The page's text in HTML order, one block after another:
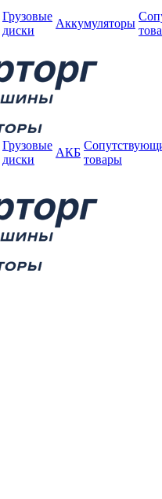
Грузовые
диски
Аккумуляторы
Грузовые
диски
АКБ
товары